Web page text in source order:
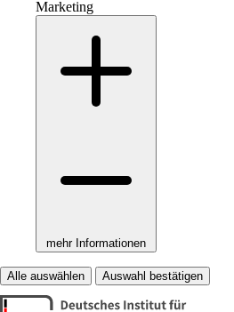
Marketing
mehr Informationen
Alle auswählen Auswahl bestätigen